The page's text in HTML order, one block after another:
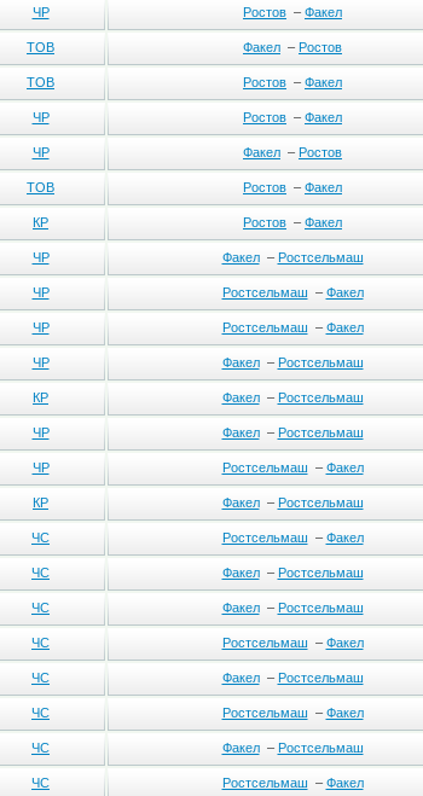
ЧР Ростов – Факел
ТОВ Факел – Ростов
ТОВ Ростов – Факел
ЧР Ростов – Факел
ЧР Факел – Ростов
ТОВ Ростов – Факел
КР Ростов – Факел
ЧР Факел– Ростсельмаш
ЧР Ростсельмаш – Факел
ЧР Ростсельмаш – Факел
ЧР Факел– Ростсельмаш
КР Факел– Ростсельмаш
ЧР Факел– Ростсельмаш
ЧР Ростсельмаш – Факел
КР Факел– Ростсельмаш
ЧС Ростсельмаш – Факел
ЧС Факел– Ростсельмаш
ЧС Факел– Ростсельмаш
ЧС Ростсельмаш – Факел
ЧС Факел– Ростсельмаш
ЧС Ростсельмаш – Факел
ЧС Факел– Ростсельмаш
ЧС Ростсельмаш – Факел